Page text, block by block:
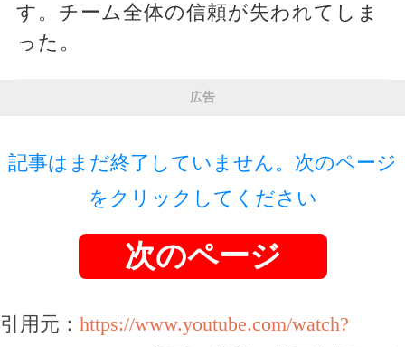
す。チーム全体の信頼が失われてしま
った。
広告
記事はまだ終了していません。次のページ
をクリックしてください
次のページ
引用元： https://www.youtube.com/watch?